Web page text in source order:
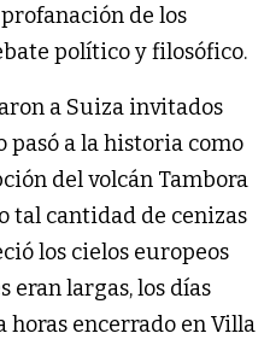
de los
político y filosófico.
a Suiza invitados
pasó a la historia como
del volcán Tambora
tal cantidad de cenizas
los cielos europeos
eran largas, los días
horas encerrado en Villa